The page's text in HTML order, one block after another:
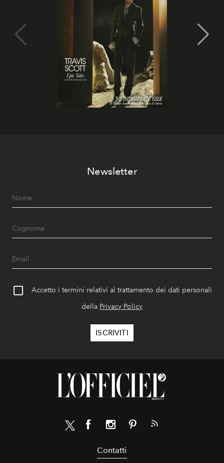
Newsletter
Accetto i termini relativi al trattamento dei dati personali
della Privacy Policy
Contatti